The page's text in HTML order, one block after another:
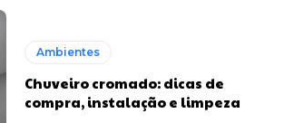
Ambientes
Chuveiro cromado: dicas de
compra, instalação e limpeza